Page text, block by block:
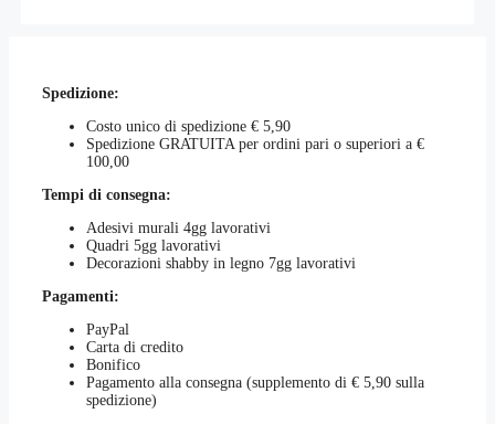
scelte
nella
Spedizione:
Costo unico di spedizione € 5,90
Spedizione GRATUITA per ordini pari o superiori a €
100,00
Tempi di consegna:
Adesivi murali 4gg lavorativi
Quadri 5gg lavorativi
Decorazioni shabby in legno 7gg lavorativi
Pagamenti:
PayPal
Carta di credito
Bonifico
Pagamento alla consegna (supplemento di € 5,90 sulla
spedizione)